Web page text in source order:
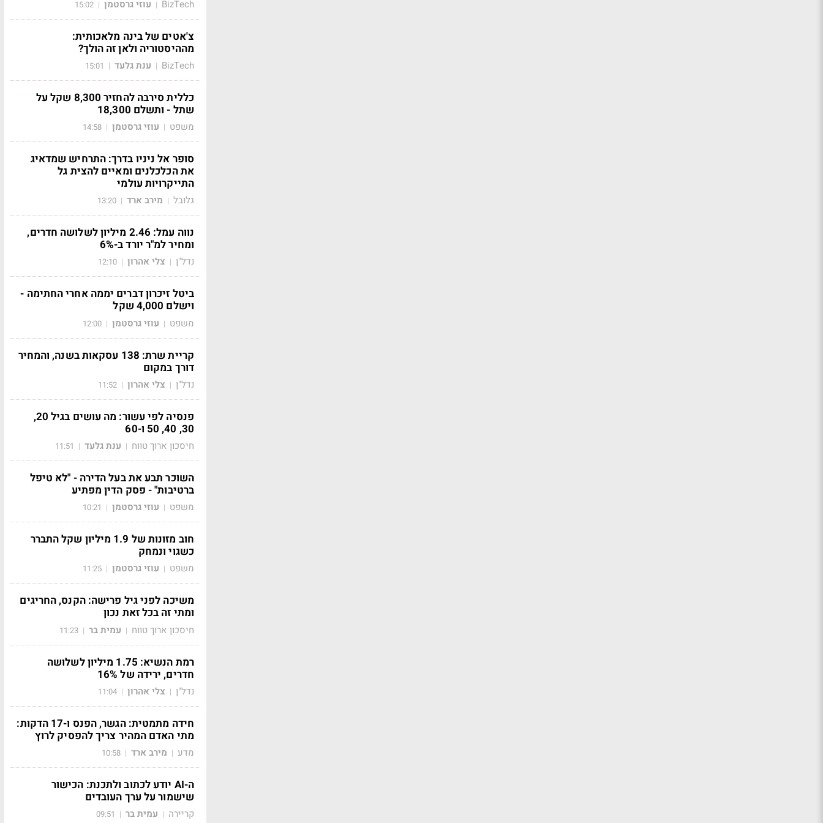
BizTech
| עוזי גרסטמן |
15:02
צ'אטים של בינה מלאכותית:
מההיסטוריה ולאן זה הולך?
BizTech
| ענת גלעד |
15:01
כללית סירבה להחזיר 8,300 שקל על
שתל - ותשלם 18,300
משפט | עוזי גרסטמן |
14:58
סופר אל ניניו בדרך: התרחיש שמדאיג
את הכלכלנים ומאיים להצית גל
התייקרויות עולמי
גלובל | מירב ארד |
13:20
נווה עמל: 2.46 מיליון לשלושה חדרים,
ומחיר למ"ר יורד ב-6%
נדל"ן | צלי אהרון |
12:10
ביטל זיכרון דברים יממה אחרי החתימה -
וישלם 4,000 שקל
משפט | עוזי גרסטמן |
12:00
קריית שרת: 138 עסקאות בשנה, והמחיר
דורך במקום
נדל"ן | צלי אהרון |
11:52
פנסיה לפי עשור: מה עושים בגיל 20,
30, 40, 50 ו-60
חיסכון ארוך טווח | ענת גלעד |
11:51
השוכר תבע את בעל הדירה - "לא טיפל
ברטיבות" - פסק הדין מפתיע
משפט | עוזי גרסטמן |
10:21
חוב מזונות של 1.9 מיליון שקל התברר
כשגוי ונמחק
משפט | עוזי גרסטמן |
11:25
משיכה לפני גיל פרישה: הקנס, החריגים
ומתי זה בכל זאת נכון
חיסכון ארוך טווח | עמית בר |
11:23
רמת הנשיא: 1.75 מיליון לשלושה
חדרים, ירידה של 16%
נדל"ן | צלי אהרון |
11:04
חידה מתמטית: הגשר, הפנס ו-17 הדקות:
מתי האדם המהיר צריך להפסיק לרוץ
מדע | מירב ארד |
10:58
ה-AI יודע לכתוב ולתכנת: הכישור
שישמור על ערך העובדים
קריירה | עמית בר |
09:51